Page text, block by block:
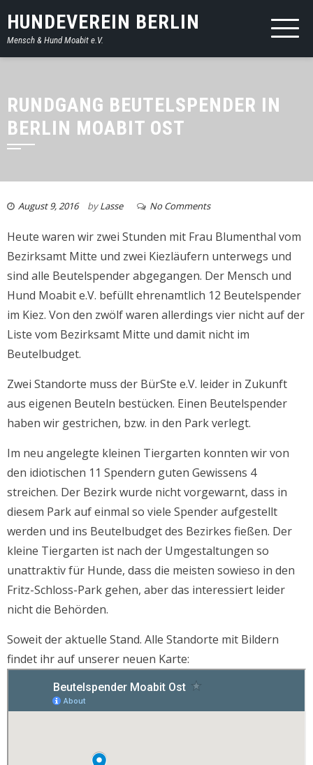
HUNDEVEREIN BERLIN
Mensch & Hund Moabit e.V.
RUNDGANG BEUTELSPENDER IN
BERLIN MOABIT OST
August 9, 2016 byLasse No Comments
Heute waren wir zwei Stunden mit Frau Blumenthal vom
Bezirksamt Mitte und zwei Kiezläufern unterwegs und
sind alle Beutelspender abgegangen. Der Mensch und
Hund Moabit e.V. befüllt ehrenamtlich 12 Beutelspender
im Kiez. Von den zwölf waren allerdings vier nicht auf der
Liste vom Bezirksamt Mitte und damit nicht im
Beutelbudget.
Zwei Standorte muss der BürSte e.V. leider in Zukunft
aus eigenen Beuteln bestücken. Einen Beutelspender
haben wir gestrichen, bzw. in den Park verlegt.
Im neu angelegte kleinen Tiergarten konnten wir von
den idiotischen 11 Spendern guten Gewissens 4
streichen. Der Bezirk wurde nicht vorgewarnt, dass in
diesem Park auf einmal so viele Spender aufgestellt
werden und ins Beutelbudget des Bezirkes fießen. Der
kleine Tiergarten ist nach der Umgestaltungen so
unattraktiv für Hunde, dass die meisten sowieso in den
Fritz-Schloss-Park gehen, aber das interessiert leider
nicht die Behörden.
Soweit der aktuelle Stand. Alle Standorte mit Bildern
findet ihr auf unserer neuen Karte: